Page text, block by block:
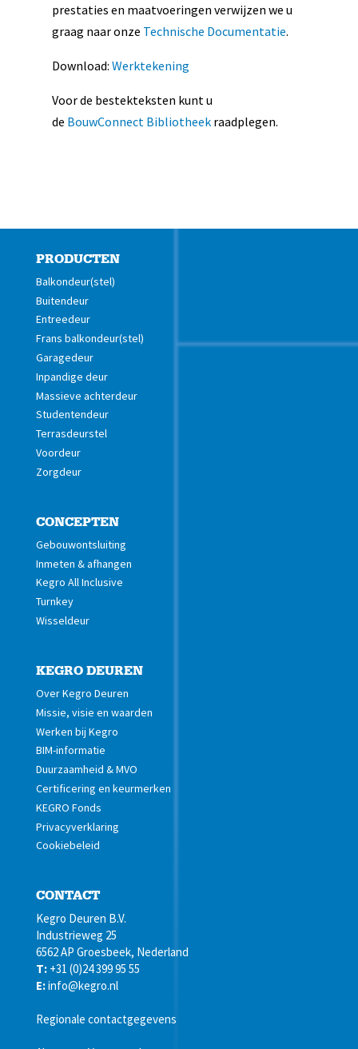
prestaties en maatvoeringen verwijzen we u
graag naar onze Technische Documentatie.
Download: Werktekening
Voor de bestekteksten kunt u
de BouwConnect Bibliotheekraadplegen.
PRODUCTEN
Balkondeur(stel)
Buitendeur
Entreedeur
Frans balkondeur(stel)
Garagedeur
Inpandige deur
Massieve achterdeur
Studentendeur
Terrasdeurstel
Voordeur
Zorgdeur
CONCEPTEN
Gebouwontsluiting
Inmeten & afhangen
Kegro All Inclusive
Turnkey
Wisseldeur
KEGRO DEUREN
Over Kegro Deuren
Missie, visie en waarden
Werken bij Kegro
BIM-informatie
Duurzaamheid & MVO
Certificering en keurmerken
KEGRO Fonds
Privacyverklaring
Cookiebeleid
CONTACT
Kegro Deuren B.V.
Industrieweg 25
6562 AP Groesbeek, Nederland
T: +31 (0)24 399 95 55
E:info@kegro.nl
Regionale contactgegevens